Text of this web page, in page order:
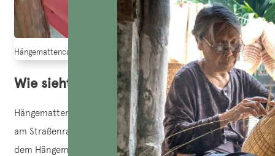
Hängemattencafés in Südvietnam (Quelle: Deutschsprachiger
Wie sieht ein Hängemattencafé aus?
Hängemattencafés oder „cà phêvõng“ sind Grundstücke
am Straßenrand, die mit einem Dach überdacht sind, auf
dem Hängematten in verschiedenen Arten und Farben